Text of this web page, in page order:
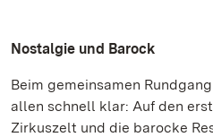
Nostalgie und Barock
Beim gemeinsamen
allen schnell klar: Auf den
Zirkuszelt und die barocke